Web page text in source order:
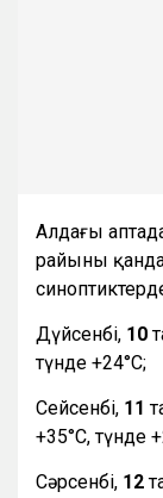
Алдағы
райының
Дүйсенбі, 10
түнде +24°С;
Сейсенбі, 11
+35°С, түнде
Сәрсенбі, 12